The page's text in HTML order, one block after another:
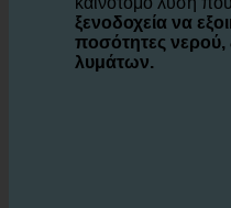
τεχνολογία
καινοτόμο λύση
ξενοδοχεία να
ποσότητες νερού,